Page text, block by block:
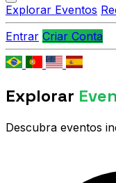
Explorar Eventos
Entrar Criar Conta
Explorar
Descubra eventos